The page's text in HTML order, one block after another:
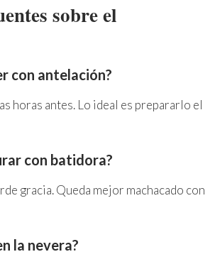
sobre el
con antelación?
horas antes. Lo ideal es prepararlo el
con batidora?
gracia. Queda mejor machacado con
la nevera?